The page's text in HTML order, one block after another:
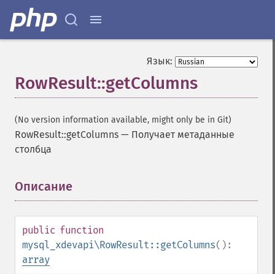
Язык:
RowResult::getColumns
(No version information available, might only be in Git)
RowResult::getColumns — Получает метаданные
столбца
Описание
public function
mysql_xdevapi\RowResult::getColumns():
array